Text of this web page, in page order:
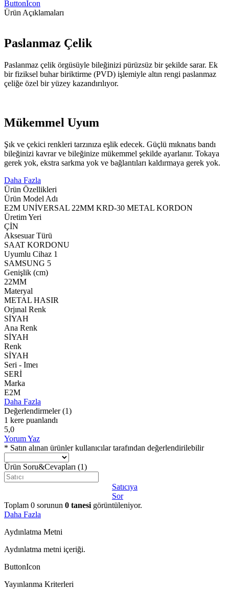
ButtonIcon
Ürün Açıklamaları
Paslanmaz Çelik
Paslanmaz çelik örgüsüyle bileğinizi pürüzsüz bir şekilde sarar. Ek
bir fiziksel buhar biriktirme (PVD) işlemiyle altın rengi paslanmaz
çeliğe özel bir yüzey kazandırılıyor.
Mükemmel Uyum
Şık ve çekici renkleri tarzınıza eşlik edecek. Güçlü mıknatıs bandı
bileğinizi kavrar ve bileğinize mükemmel şekilde ayarlanır. Tokaya
gerek yok, ekstra sarkma yok ve bağlantıları kaldırmaya gerek yok.
Daha Fazla
Ürün Özellikleri
Ürün Model Adı
E2M UNİVERSAL 22MM KRD-30 METAL KORDON
Üretim Yeri
ÇİN
Aksesuar Türü
SAAT KORDONU
Uyumlu Cihaz 1
SAMSUNG 5
Genişlik (cm)
22MM
Materyal
METAL HASIR
Orjınal Renk
SİYAH
Ana Renk
SİYAH
Renk
SİYAH
Seri - Imeı
SERİ
Marka
E2M
Daha Fazla
Değerlendirmeler (1)
1 kere puanlandı
5,0
Yorum Yaz
* Satın alınan ürünler kullanıcılar tarafından değerlendirilebilir
Ürün Soru&Cevapları (1)
Satıcıya
Sor
Toplam 0 sorunun 0 tanesi görüntüleniyor.
Daha Fazla
Aydınlatma Metni
Aydınlatma metni içeriği.
ButtonIcon
Yayınlanma Kriterleri